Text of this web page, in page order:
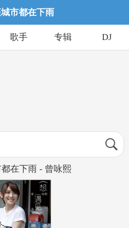
市都在下雨
歌手 专辑 DJ
在下雨 - 曾咏熙